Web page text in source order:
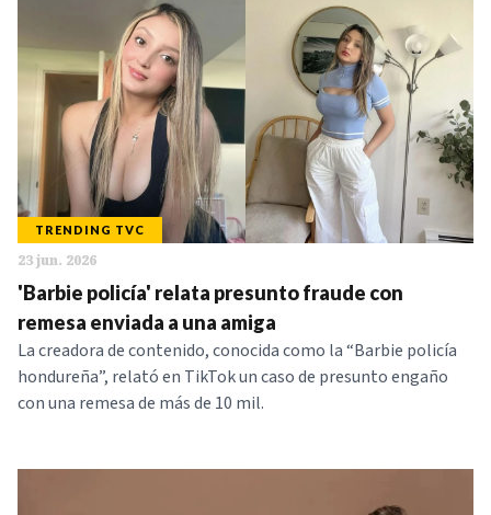
TRENDING TVC
23 jun. 2026
'Barbie policía' relata presunto fraude con
remesa enviada a una amiga
La creadora de contenido, conocida como la “Barbie policía
hondureña”, relató en TikTok un caso de presunto engaño
con una remesa de más de 10 mil.